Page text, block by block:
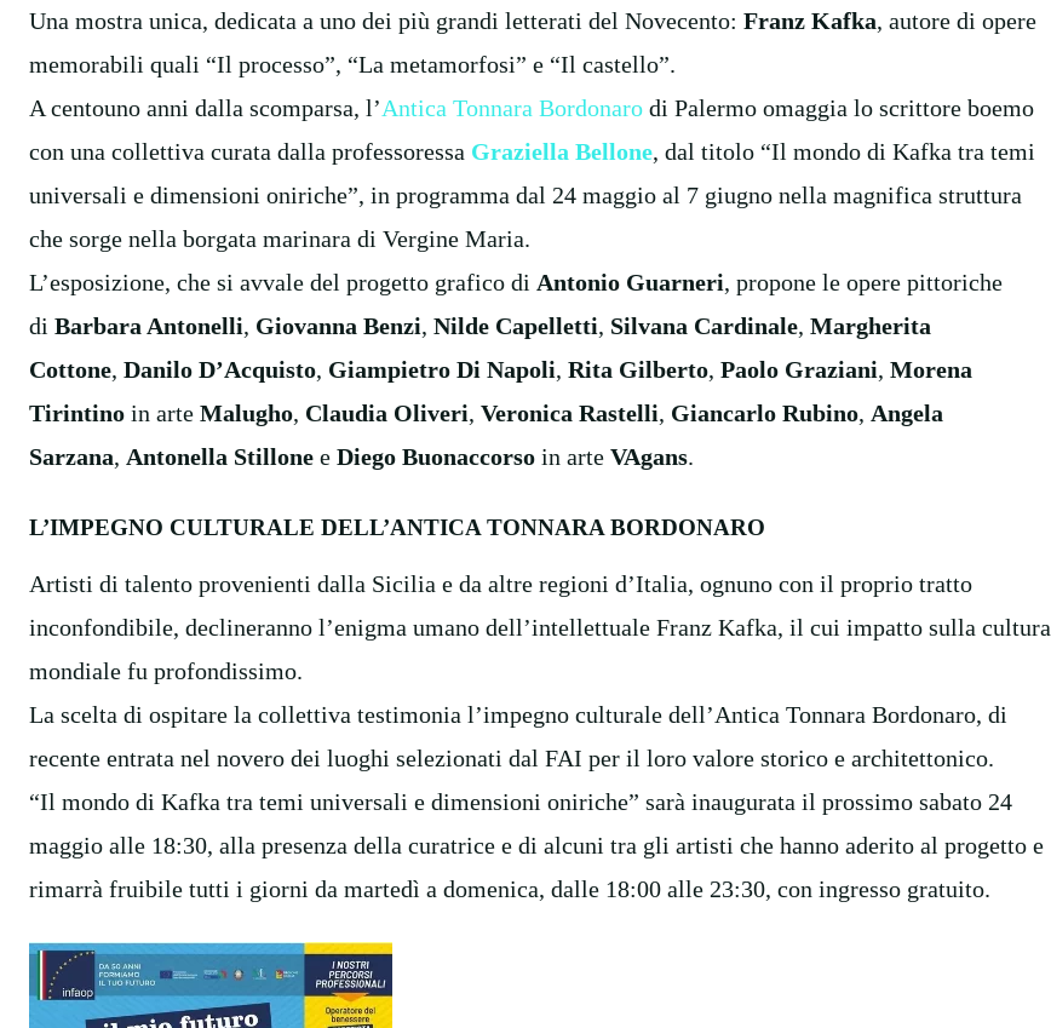
Una mostra unica, dedicata a uno dei più grandi letterati del Novecento: Franz Kafka, autore di opere
memorabili quali “Il processo”, “La metamorfosi” e “Il castello”.
A centouno anni dalla scomparsa, l’Antica Tonnara Bordonaro di Palermo omaggia lo scrittore boemo
con una collettiva curata dalla professoressa Graziella Bellone, dal titolo “Il mondo di Kafka tra temi
universali e dimensioni oniriche”, in programma dal 24 maggio al 7 giugno nella magnifica struttura
che sorge nella borgata marinara di Vergine Maria.
L’esposizione, che si avvale del progetto grafico di Antonio Guarneri, propone le opere pittoriche
di Barbara Antonelli, Giovanna Benzi, Nilde Capelletti, Silvana Cardinale, Margherita
Cottone, Danilo D’Acquisto, Giampietro Di Napoli, Rita Gilberto, Paolo Graziani, Morena
Tirintino in arte Malugho, Claudia Oliveri, Veronica Rastelli, Giancarlo Rubino, Angela
Sarzana, Antonella Stillone e Diego Buonaccorso in arte VAgans.
L’IMPEGNO CULTURALE DELL’ANTICA TONNARA BORDONARO
Artisti di talento provenienti dalla Sicilia e da altre regioni d’Italia, ognuno con il proprio tratto
inconfondibile, declineranno l’enigma umano dell’intellettuale Franz Kafka, il cui impatto sulla cultura
mondiale fu profondissimo.
La scelta di ospitare la collettiva testimonia l’impegno culturale dell’Antica Tonnara Bordonaro, di
recente entrata nel novero dei luoghi selezionati dal FAI per il loro valore storico e architettonico.
“Il mondo di Kafka tra temi universali e dimensioni oniriche” sarà inaugurata il prossimo sabato 24
maggio alle 18:30, alla presenza della curatrice e di alcuni tra gli artisti che hanno aderito al progetto e
rimarrà fruibile tutti i giorni da martedì a domenica, dalle 18:00 alle 23:30, con ingresso gratuito.